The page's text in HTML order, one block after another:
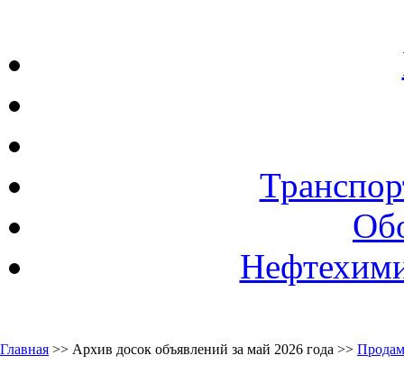
Главная >> Архив досок объявлений за май 2026 года >>